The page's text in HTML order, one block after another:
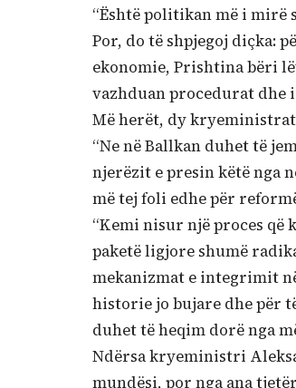
“Është politikan më i mirë
Por, do të shpjegoj diçka:
ekonomie, Prishtina bëri
vazhduan procedurat dhe
Më herët, dy
“Ne në Ballkan duhet të
njerëzit e presin këtë nga
më tej foli edhe për
“Kemi nisur një proces që
paketë ligjore shumë
mekanizmat e integrimit
historie jo bujare dhe për
duhet të heqim dorë nga
Ndërsa kryeministri
mundësi, por nga ana